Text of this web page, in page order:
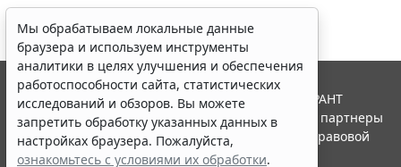
Мы обрабатываем локальные данные
браузера и используем инструменты
аналитики в целях улучшения и обеспечения
работоспособности сайта, статистических
исследований и обзоров. Вы можете
запретить обработку указанных данных в
настройках браузера. Пожалуйста,
ознакомьтесь с условиями их обработки.
© ООО "НПП "ГАРАНТ-СЕРВИС", 2026. Система ГАРАНТ
выпускается с 1990 года. Компания "Гарант" и ее партнеры
являются участниками Российской ассоциации правовой
информации ГАРАНТ.